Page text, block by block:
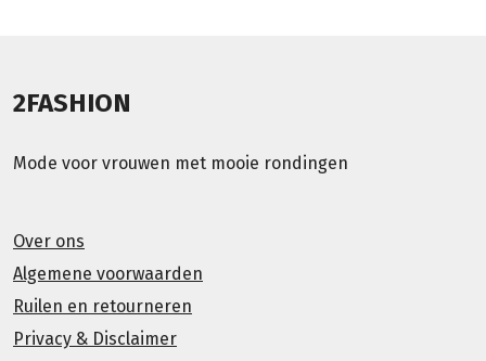
2FASHION
Mode voor vrouwen met mooie rondingen
Over ons
Algemene voorwaarden
Ruilen en retourneren
Privacy & Disclaimer